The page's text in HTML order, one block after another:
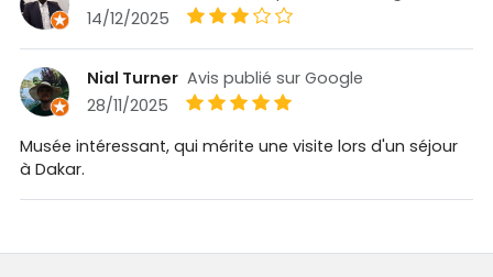
14/12/2025
Nial Turner Avis publié sur Google
28/11/2025
Musée intéressant, qui mérite une visite lors d'un séjour
à Dakar.